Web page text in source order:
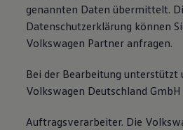
genannten Daten übermittelt.
Datenschutzerklärung können
Volkswagen Partner anfragen.
Bei der Bearbeitung unterstützt
Volkswagen Deutschland GmbH
Auftragsverarbeiter. Die